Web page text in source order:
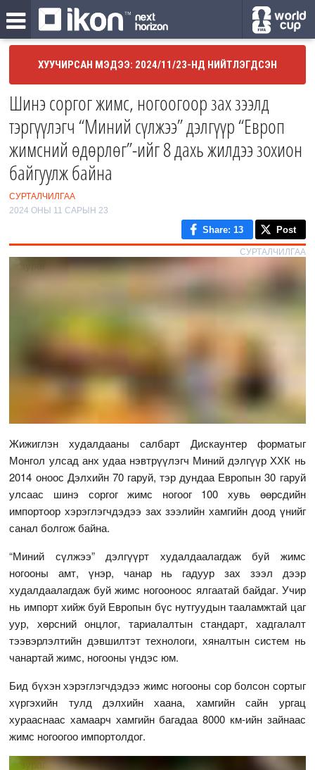
ХУУЧИРСАН МЭДЭЭ: 2024/11/23-НД НИЙТЛЭГДСЭН
Шинэ соргог жимс, ногоогоор зах зээлд
тэргүүлэгч “Миний сүлжээ” дэлгүүр “Европ
жимсний өдөрлөг”-ийг 8 дахь жилдээ зохион
байгуулж байна
СУРТАЛЧИЛГАА
2024 ОНЫ 11 САРЫН 23
Share: 13 Post
СУРТАЛЧИЛГАА
Жижиглэн худалдааны салбарт Дискаунтер форматыг
Монгол улсад анх удаа нэвтрүүлэгч Миний дэлгүүр ХХК нь
2014 оноос Дэлхийн 70 гаруй, тэр дундаа Европын 30 гаруй
улсаас шинэ соргог жимс ногоог 100 хувь өөрсдийн
импортоор хэрэглэгчдэдээ зах зээлийн хамгийн доод үнийг
санал болгож байна.
“Миний сүлжээ” дэлгүүрт худалдаалагдаж буй жимс
ногооны амт, үнэр, чанар нь гадуур зах зээл дээр
худалдаалагдаж буй жимс ногооноос ялгаатай байдаг. Учир
нь импорт хийж буй Европын бүс нутгуудын тааламжтай цаг
уур, хөрсний онцлог, тариалалтын стандарт, хадгалалт
тээвэрлэлтийн дэвшилтэт технологи, хяналтын систем нь
чанартай жимс, ногооны үндэс юм.
Бид бүхэн хэрэглэгчдэдээ жимс ногооны сор болсон сортыг
хүргэхийн тулд дэлхийн хаана, хамгийн сайн ургац
хурааснаас хамаарч хамгийн багадаа 8000 км-ийн зайнаас
жимс ногоогоо импортолдог.